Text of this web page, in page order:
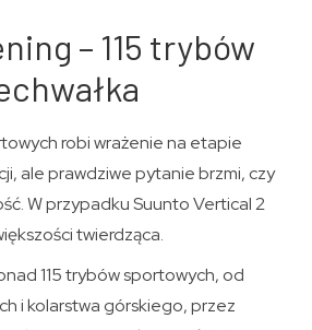
– 115 trybów
robi wrażenie na etapie
ale prawdziwe pytanie brzmi, czy
W przypadku Suunto Vertical 2
twierdząca.
115 trybów sportowych, od
i kolarstwa górskiego, przez